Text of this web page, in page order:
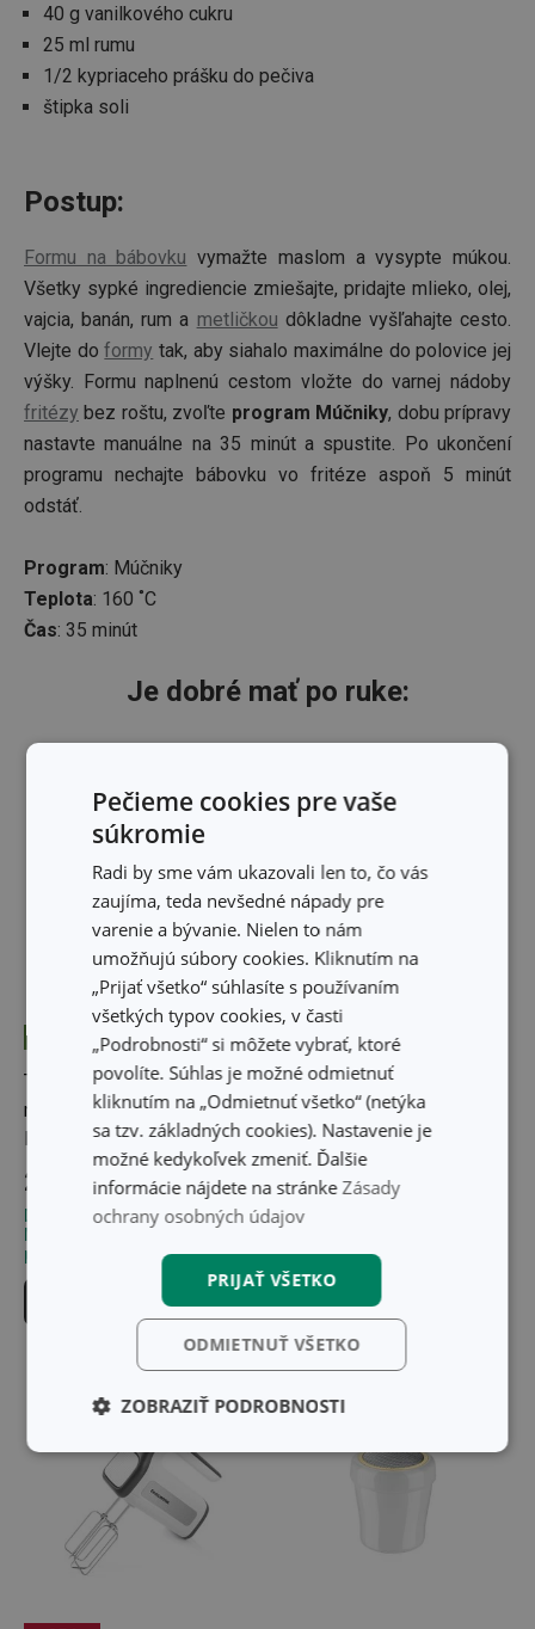
40 g vanilkového cukru
25 ml rumu
1/2 kypriaceho prášku do pečiva
štipka soli
Postup:
Formu na bábovku vymažte maslom a vysypte múkou.
Všetky sypké ingrediencie zmiešajte, pridajte mlieko, olej,
vajcia, banán, rum a metličkou dôkladne vyšľahajte cesto.
Vlejte doformy tak, aby siahalo maximálne do polovice jej
výšky. Formu naplnenú cestom vložte do varnej nádoby
fritézy bez roštu, zvoľte program Múčniky, dobu prípravy
nastavte manuálne na 35 minút a spustite. Po ukončení
programu nechajte bábovku vo fritéze aspoň 5 minút
odstáť.
Program: Múčniky
Teplota: 160 ˚C
Čas: 35 minút
Je dobré mať po ruke:
Doprava zdarma
Teplovzdušná
naparovacia fritéza
PRESIDENT
299,00 €
Dostupné v eshope
predajniach
-20 %
Forma bábovka vysoká
DELÍCIA ø 24 cm, vrtuľka
47,40 €
37,90 €
Dostupné v eshope
predajniach
Do košíka
Pečieme cookies pre vaše
súkromie
Radi by sme vám ukazovali len to, čo vás
zaujíma, teda nevšedné nápady pre
varenie a bývanie. Nielen to nám
umožňujú súbory cookies. Kliknutím na
„Prijať všetko“ súhlasíte s používaním
všetkých typov cookies, v časti
„Podrobnosti“ si môžete vybrať, ktoré
povolíte. Súhlas je možné odmietnuť
kliknutím na „Odmietnuť všetko“ (netýka
sa tzv. základných cookies). Nastavenie je
možné kedykoľvek zmeniť. Ďalšie
informácie nájdete na stránkeZásady
ochrany osobných údajov
PRIJAŤ VŠETKO
ODMIETNUŤ VŠETKO
ZOBRAZIŤ PODROBNOSTI
Základné
(funkčné) cookies
Analytické a
preferenčné